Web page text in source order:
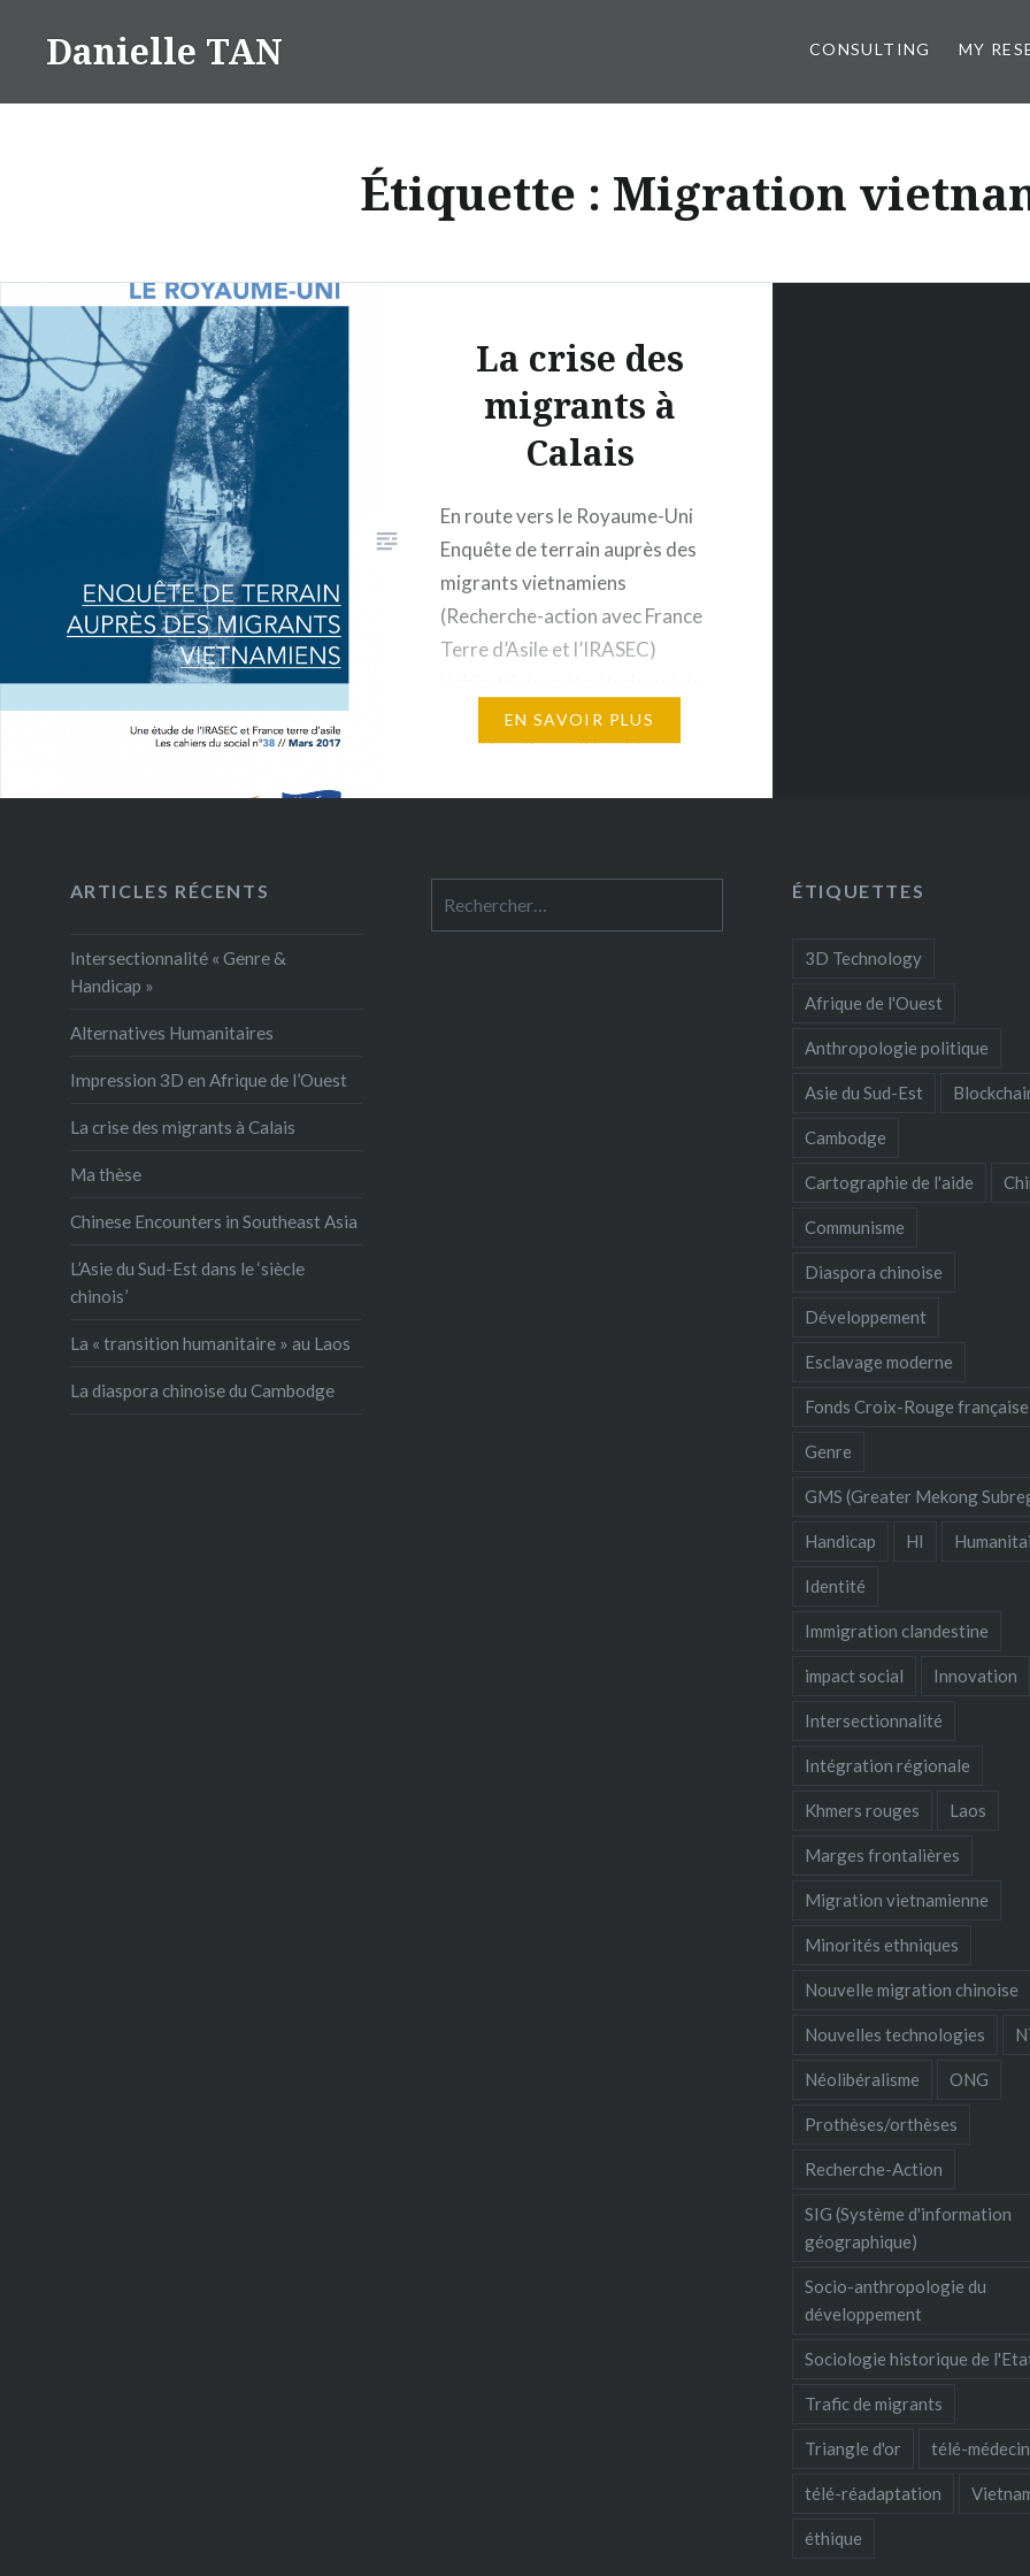
Danielle TAN CONSULTING MY
Étiquette : Migration
La crise des
migrants à
Calais
En route vers le Royaume-Uni
Enquête de terrain auprès des
migrants vietnamiens
(Recherche-action avec France
Terre d’Asile et l’IRASEC)
mieux comprendre les
problématiques liées à la
vietnamiens ont fait une
apparition très discrète dans le
EN SAVOIR PLUS
ARTICLES RÉCENTS
Intersectionnalité « Genre &
Handicap »
Alternatives Humanitaires
Impression 3D en Afrique de l’Ouest
La crise des migrants à Calais
Ma thèse
Chinese Encounters in Southeast Asia
L’Asie du Sud-Est dans le ‘siècle
chinois’
La « transition humanitaire » au Laos
La diaspora chinoise du Cambodge
ÉTIQUETTES
3D Technology
Afrique de l'Ouest
Anthropologie politique
Asie du Sud-Est
Cambodge
Cartographie de l'aide
Communisme
Diaspora chinoise
Développement
Esclavage moderne
Fonds Croix-Rouge française
Genre
GMS (Greater Mekong
Handicap HI
Identité
Immigration clandestine
impact social Innovation
Intersectionnalité
Intégration régionale
Khmers rouges Laos
Marges frontalières
Migration vietnamienne
Minorités ethniques
Nouvelle migration chinoise
Nouvelles technologies
Néolibéralisme ONG
Prothèses/orthèses
Recherche-Action
SIG (Système d'information
géographique)
Socio-anthropologie du
développement
Sociologie historique de
Trafic de migrants
Triangle d'or télé-
télé-réadaptation
éthique